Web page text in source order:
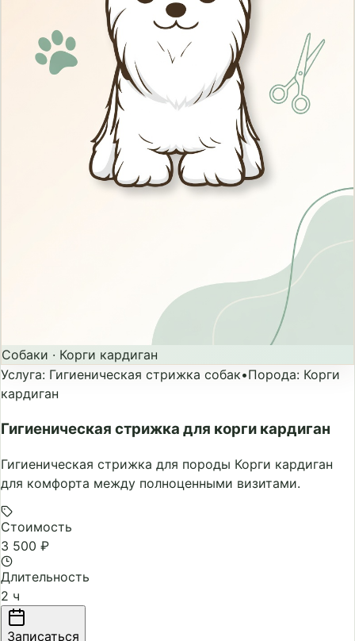
Собаки · Корги кардиган
Услуга: Гигиеническая стрижка собак•Порода: Корги
кардиган
Гигиеническая стрижка для корги кардиган
Гигиеническая стрижка для породы Корги кардиган
для комфорта между полноценными визитами.
Стоимость
3 500 ₽
Длительность
2 ч
Записаться